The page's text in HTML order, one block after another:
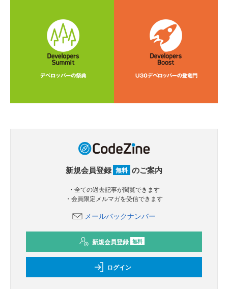
新規会員登録 無料 のご案内
・全ての過去記事が閲覧できます
・会員限定メルマガを受信できます
メールバックナンバー
新規会員登録 無料
ログイン